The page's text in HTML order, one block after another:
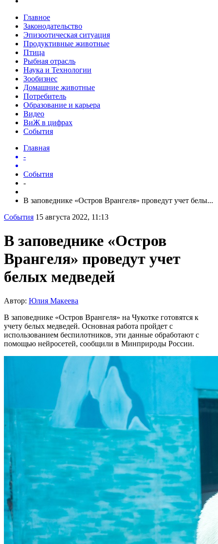
Главное
Законодательство
Эпизоотическая ситуация
Продуктивные животные
Птица
Рыбная отрасль
Наука и Технологии
Зообизнес
Домашние животные
Потребитель
Образование и карьера
Видео
ВиЖ в цифрах
События
Главная
-
События
-
В заповеднике «Остров Врангеля» проведут учет белы...
События 15 августа 2022, 11:13
В заповеднике «Остров
Врангеля» проведут учет
белых медведей
Автор: Юлия Макеева
В заповеднике «Остров Врангеля» на Чукотке готовятся к
учету белых медведей. Основная работа пройдет с
использованием беспилотников, эти данные обработают с
помощью нейросетей, сообщили в Минприроды России.